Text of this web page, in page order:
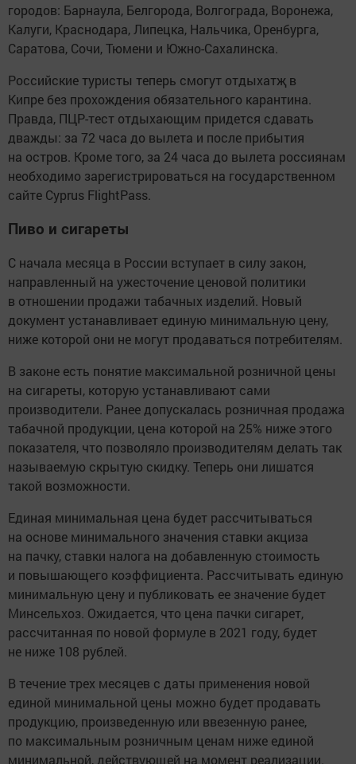
городов: Барнаула, Белгорода, Волгограда, Воронежа,
Калуги, Краснодара, Липецка, Нальчика, Оренбурга,
Саратова, Сочи, Тюмени и Южно-Сахалинска.
Российские туристы теперь смогут отдыхатҗ в
Кипре без прохождения обязательного карантина.
Правда, ПЦР-тест отдыхающим придется сдавать
дважды: за 72 часа до вылета и после прибытия
на остров. Кроме того, за 24 часа до вылета россиянам
необходимо зарегистрироваться на государственном
сайте Cyprus FlightPass.
Пиво и сигареты
С начала месяца в России вступает в силу закон,
направленный на ужесточение ценовой политики
в отношении продажи табачных изделий. Новый
документ устанавливает единую минимальную цену,
ниже которой они не могут продаваться потребителям.
В законе есть понятие максимальной розничной цены
на сигареты, которую устанавливают сами
производители. Ранее допускалась розничная продажа
табачной продукции, цена которой на 25% ниже этого
показателя, что позволяло производителям делать так
называемую скрытую скидку. Теперь они лишатся
такой возможности.
Единая минимальная цена будет рассчитываться
на основе минимального значения ставки акциза
на пачку, ставки налога на добавленную стоимость
и повышающего коэффициента. Рассчитывать единую
минимальную цену и публиковать ее значение будет
Минсельхоз. Ожидается, что цена пачки сигарет,
рассчитанная по новой формуле в 2021 году, будет
не ниже 108 рублей.
В течение трех месяцев с даты применения новой
единой минимальной цены можно будет продавать
продукцию, произведенную или ввезенную ранее,
по максимальным розничным ценам ниже единой
минимальной, действующей на момент реализации.